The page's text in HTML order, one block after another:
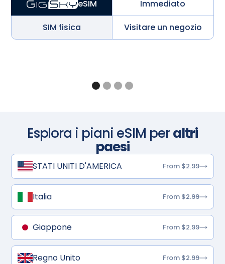
eSIM Immediato
SIM fisica Visitare un negozio
Esplora i piani eSIM peraltri
paesi
STATI UNITI D'AMERICA From $2.99
Italia From $2.99
Giappone From $2.99
Regno Unito From $2.99